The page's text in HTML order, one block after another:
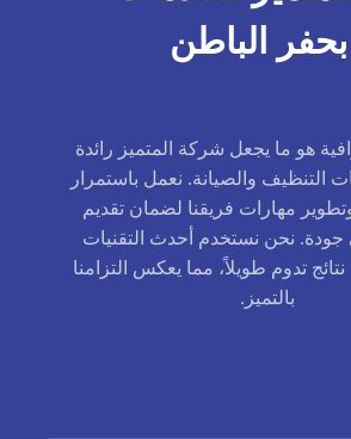
هو ما يجعل شركة المتميز رائدة
والصيانة. نعمل باستمرار
مهارات فريقنا لضمان تقديم
نحن نستخدم أحدث التقنيات
تدوم طويلاً، مما يعكس التزامنا
بالتميز.